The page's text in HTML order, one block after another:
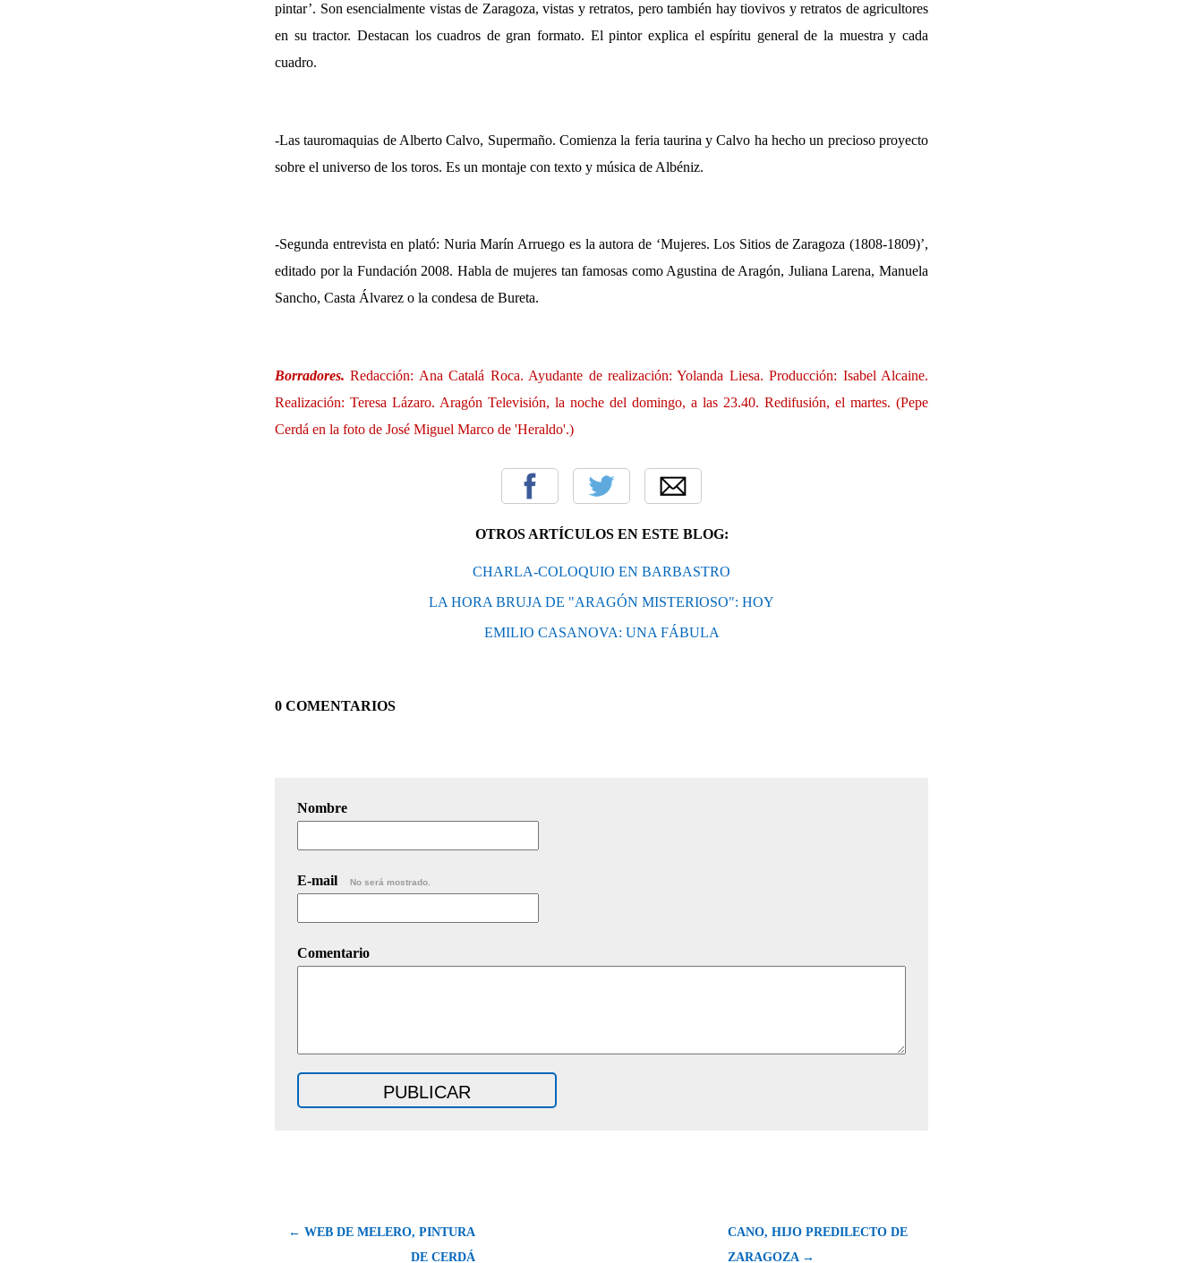
pintar’. Son esencialmente vistas de Zaragoza, vistas y retratos, pero también hay tiovivos y retratos de agricultores
en su tractor. Destacan los cuadros de gran formato. El pintor explica el espíritu general de la muestra y cada
cuadro.
-Las tauromaquias de Alberto Calvo, Supermaño. Comienza la feria taurina y Calvo ha hecho un precioso proyecto
sobre el universo de los toros. Es un montaje con texto y música de Albéniz.
-Segunda entrevista en plató: Nuria Marín Arruego es la autora de ‘Mujeres. Los Sitios de Zaragoza (1808-1809)’,
editado por la Fundación 2008. Habla de mujeres tan famosas como Agustina de Aragón, Juliana Larena, Manuela
Sancho, Casta Álvarez o la condesa de Bureta.
Borradores. Redacción: Ana Catalá Roca. Ayudante de realización: Yolanda Liesa. Producción: Isabel Alcaine.
Realización: Teresa Lázaro. Aragón Televisión, la noche del domingo, a las 23.40. Redifusión, el martes. (Pepe
Cerdá en la foto de José Miguel Marco de 'Heraldo'.)
OTROS ARTÍCULOS EN ESTE BLOG:
CHARLA-COLOQUIO EN BARBASTRO
LA HORA BRUJA DE "ARAGÓN MISTERIOSO": HOY
EMILIO CASANOVA: UNA FÁBULA
0 COMENTARIOS
Nombre
E-mail No será mostrado.
Comentario
← WEB DE MELERO, PINTURA
DE CERDÁ
CANO, HIJO PREDILECTO DE
ZARAGOZA →